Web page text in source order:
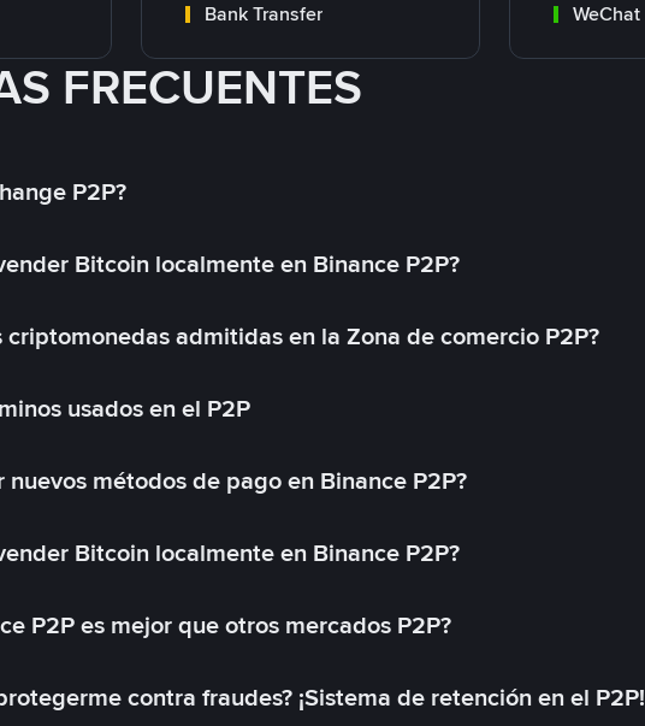
Bank Transfer WeChat
FRECUENTES
P2P?
Bitcoin localmente en Binance P2P?
criptomonedas admitidas en la Zona de comercio P2P?
usados en el P2P
nuevos métodos de pago en Binance P2P?
Bitcoin localmente en Binance P2P?
P2P es mejor que otros mercados P2P?
contra fraudes? ¡Sistema de retención en el P2P!